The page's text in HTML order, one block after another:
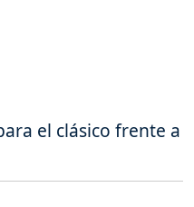
el clásico frente a